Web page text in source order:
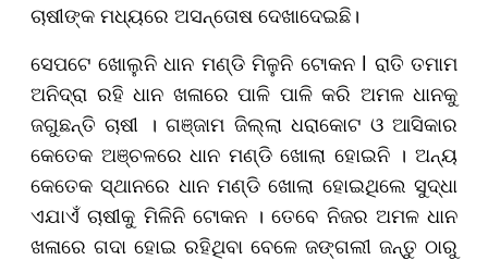
ଚାଷୀଙ୍କ ମଧ୍ୟରେ ଅସନ୍ତୋଷ ଦେଖାଦେଇଛି।
ସେପଟେ ଖୋଲୁନି ଧାନ ମଣ୍ଡି ମିଳୁନି ଟୋକନ l ରାତି ତମାମ
ଅନିଦ୍ରା ରହି ଧାନ ଖଳାରେ ପାଳି ପାଳି କରି ଅମଳ ଧାନକୁ
ଜଗୁଛନ୍ତି ଚାଷୀ । ଗଞ୍ଜାମ ଜିଲ୍ଲା ଧରାକୋଟ ଓ ଆସିକାର
କେତେକ ଅଞ୍ଚଳରେ ଧାନ ମଣ୍ଡି ଖୋଲା ହୋଇନି । ଅନ୍ୟ
କେତେକ ସ୍ଥାନରେ ଧାନ ମଣ୍ଡି ଖୋଲା ହୋଇଥିଲେ ସୁଦ୍ଧା
ଏଯାଏଁ ଚାଷୀକୁ ମିଳିନି ଟୋକନ । ତେବେ ନିଜର ଅମଳ ଧାନ
ଖଳାରେ ଗଦା ହୋଇ ରହିଥିବା ବେଳେ ଜଙ୍ଗଲୀ ଜନ୍ତୁ ଠାରୁ